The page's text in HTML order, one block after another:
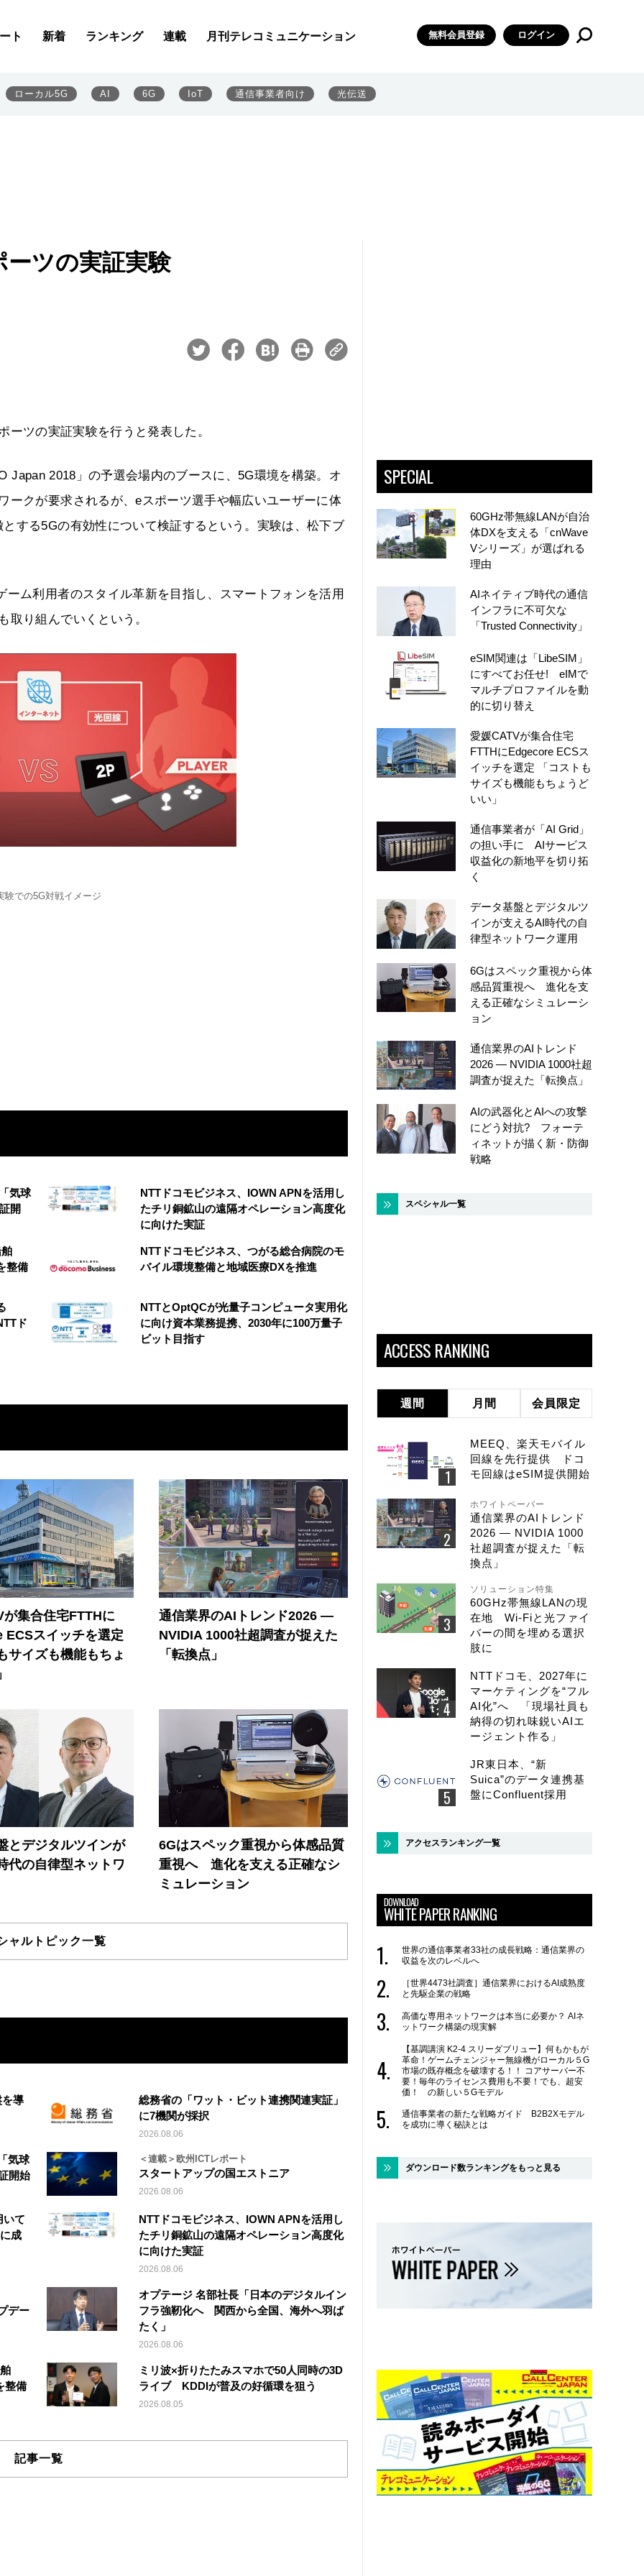
ト 新着 ランキング 連載 月刊テレコミュニケーション 無料会員登録 ログイン
ローカル5G AI 6G IoT 通信事業者向け 光伝送
ツの実証実験
ーツの実証実験を行うと発表した。
Japan 2018」の予選会場内のブースに、5G環境を構築。オ
ークが要求されるが、eスポーツ選手や幅広いユーザーに体
する5Gの有効性について検証するという。実験は、松下ブ
ム利用者のスタイル革新を目指し、スマートフォンを活用
取り組んでいくという。
験での5G対戦イメージ
気球
開
NTTドコモビジネス、IOWN APNを活用し
たチリ銅鉱山の遠隔オペレーション高度化
に向けた実証
整備
NTTドコモビジネス、つがる総合病院のモ
バイル環境整備と地域医療DXを推進
ド
NTTとOptQCが光量子コンピュータ実用化
に向け資本業務提携、2030年に100万量子
ビット目指す
が集合住宅FTTHに
ECSスイッチを選定
サイズも機能もちょ
通信業界のAIトレンド2026 ―
NVIDIA 1000社超調査が捉えた
「転換点」
とデジタルツインが
代の自律型ネットワ
6Gはスペック重視から体感品質
重視へ 進化を支える正確なシ
ミュレーション
ャルトピック一覧
導
総務省の「ワット・ビット連携関連実証」
に7機関が採択
2026.08.06
気球
開始
＜連載＞欧州ICTレポート
スタートアップの国エストニア
2026.08.06
いて
成
NTTドコモビジネス、IOWN APNを活用し
たチリ銅鉱山の遠隔オペレーション高度化
に向けた実証
2026.08.06
デー
オプテージ 名部社長「日本のデジタルイン
フラ強靭化へ 関西から全国、海外へ羽ば
たく」
2026.08.06
整備
ミリ波×折りたたみスマホで50人同時の3D
ライブ KDDIが普及の好循環を狙う
2026.08.05
記事一覧
SPECIAL
60GHz帯無線LANが自治
体DXを支える「cnWave
Vシリーズ」が選ばれる
理由
AIネイティブ時代の通信
インフラに不可欠な
「Trusted Connectivity」
eSIM関連は「LibeSIM」
にすべてお任せ! eIMで
マルチプロファイルを動
的に切り替え
愛媛CATVが集合住宅
FTTHにEdgecore ECSス
イッチを選定 「コストも
サイズも機能もちょうど
いい」
通信事業者が「AI Grid」
の担い手に AIサービス
収益化の新地平を切り拓
く
データ基盤とデジタルツ
インが支えるAI時代の自
律型ネットワーク運用
6Gはスペック重視から体
感品質重視へ 進化を支
える正確なシミュレーシ
ョン
通信業界のAIトレンド
2026 ― NVIDIA 1000社超
調査が捉えた「転換点」
AIの武器化とAIへの攻撃
にどう対抗? フォーテ
ィネットが描く新・防御
戦略
スペシャル一覧
ACCESS RANKING
週間 月間 会員限定
MEEQ、楽天モバイル
回線を先行提供 ドコ
モ回線はeSIM提供開始
ホワイトペーパー
通信業界のAIトレンド
2026 ― NVIDIA 1000
社超調査が捉えた「転
換点」
ソリューション特集
60GHz帯無線LANの現
在地 Wi-Fiと光ファイ
バーの間を埋める選択
肢に
NTTドコモ、2027年に
マーケティングを“フル
AI化”へ 「現場社員も
納得の切れ味鋭いAIエ
ージェント作る」
JR東日本、“新
Suica”のデータ連携基
盤にConfluent採用
アクセスランキング一覧
DOWNLOAD
WHITE PAPER RANKING
世界の通信事業者33社の成長戦略：通信業界の
収益を次のレベルへ
［世界4473社調査］通信業界におけるAI成熟度
と先駆企業の戦略
高価な専用ネットワークは本当に必要か？ AIネ
ットワーク構築の現実解
【基調講演 K2-4 スリーダブリュー】何もかもが
革命！ゲームチェンジャー無線機がローカル５G
市場の既存概念を破壊する！！ コアサーバー不
要！毎年のライセンス費用も不要！でも、超安
価！ の新しい５Gモデル
通信事業者の新たな戦略ガイド B2B2Xモデル
を成功に導く秘訣とは
ダウンロード数ランキングをもっと見る